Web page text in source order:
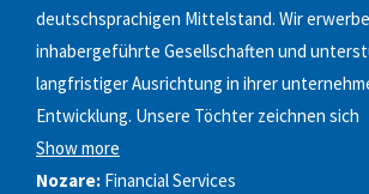
deutschsprachigen Mittelstand. Wir
inhabergeführte Gesellschaften und
langfristiger Ausrichtung in ihrer
Entwicklung. Unsere Töchter zeichnen sich
Show more
Nozare: Financial Services